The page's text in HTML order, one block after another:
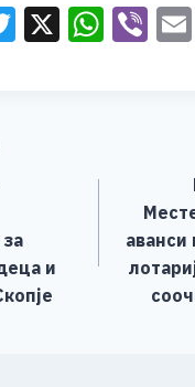
T X W Vi
и